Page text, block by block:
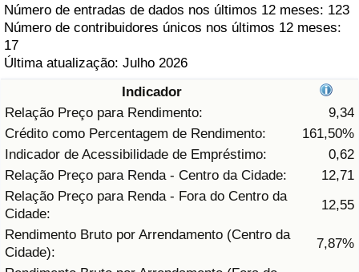
Número de entradas de dados nos últimos 12 meses: 123
Número de contribuidores únicos nos últimos 12 meses:
17
Última atualização: Julho 2026
Indicador
Relação Preço para Rendimento:
9,34
Crédito como Percentagem de Rendimento:
161,50%
Indicador de Acessibilidade de Empréstimo:
0,62
Relação Preço para Renda - Centro da Cidade:
12,71
Relação Preço para Renda - Fora do Centro da
Cidade:
12,55
Rendimento Bruto por Arrendamento (Centro da
Cidade):
7,87%
Indicador de Saúde
Indicador de Saúde por País
Poluição
Indicador de Poluição (Atual)
Índice de poluição
Indicador de Poluição por País
Trânsito